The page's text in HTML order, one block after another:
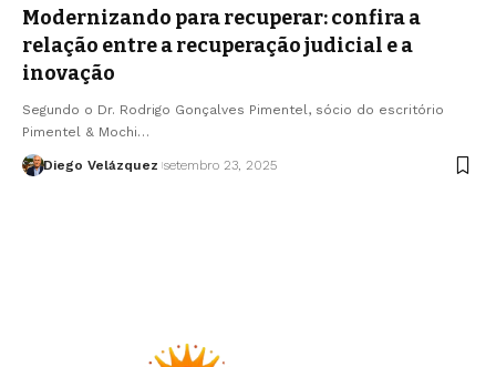
Modernizando para recuperar: confira a
relação entre a recuperação judicial e a
inovação
Segundo o Dr. Rodrigo Gonçalves Pimentel, sócio do escritório
Pimentel & Mochi…
Diego Velázquez setembro 23, 2025